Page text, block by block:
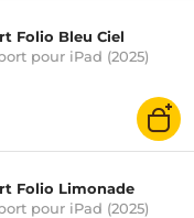
Folio Bleu Ciel
pour iPad (2025)
Folio Limonade
pour iPad (2025)